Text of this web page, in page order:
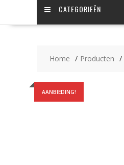
CATEGORIEËN
Home Producten
AANBIEDING!